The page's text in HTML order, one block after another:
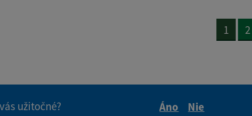
1 2
užitočné?
Áno
Nie